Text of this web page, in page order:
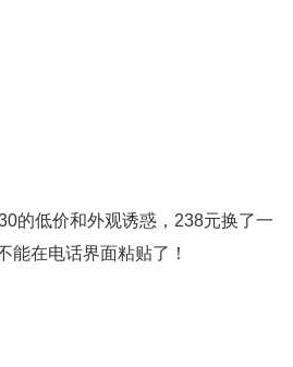
的低价和外观诱惑，238元换了一
能在电话界面粘贴了！